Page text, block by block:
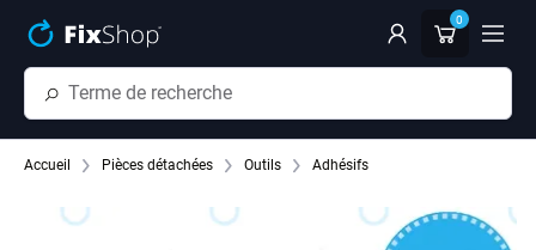
0
Accueil Pièces détachées Outils Adhésifs